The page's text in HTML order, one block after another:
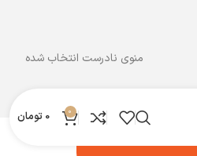
منوی نادرست انتخاب شده
0
0 تومان